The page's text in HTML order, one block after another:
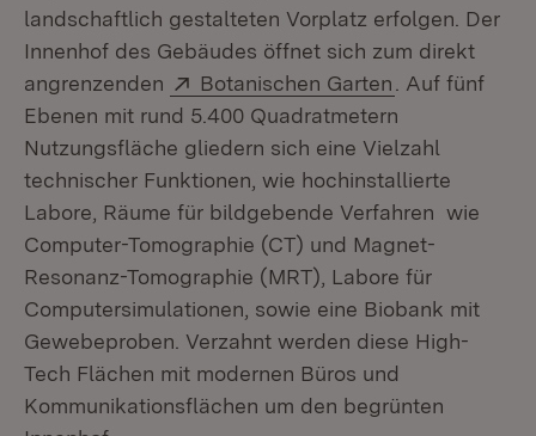
landschaftlich gestalteten Vorplatz erfolgen. Der
Innenhof des Gebäudes öffnet sich zum direkt
angrenzenden
Extern:
Botanischen Garten (Öffnet in
. Auf fünf
Ebenen mit rund 5.400 Quadratmetern
Nutzungsfläche gliedern sich eine Vielzahl
technischer Funktionen, wie hochinstallierte
Labore, Räume für bildgebende Verfahren wie
Computer-Tomographie (CT) und Magnet-
Resonanz-Tomographie (MRT), Labore für
Computersimulationen, sowie eine Biobank mit
Gewebeproben. Verzahnt werden diese High-
Tech Flächen mit modernen Büros und
Kommunikationsflächen um den begrünten